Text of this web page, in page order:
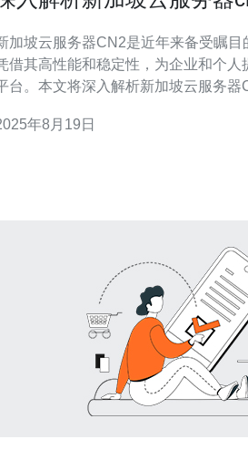
加坡云服务器CN2是近年来备受瞩目
借其高性能和稳定性，为企业和个人
台。本文将深入解析新加坡云服务器
于新加坡云服务器CN2的详细分析。 1. 什么年8月19日